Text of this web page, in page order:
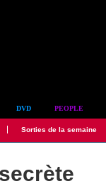
DVD PEOPLE
Sorties de la semaine